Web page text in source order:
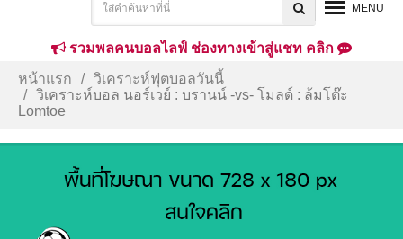
MENU
รวมพลคนบอลไลฟ์ ช่องทางเข้าสู่แชท คลิก
หน้าแรก
วิเคราะห์ฟุตบอลวันนี้
วิเคราะห์บอล นอร์เวย์ : บรานน์ -vs- โมลด์ : ล้มโต๊ะ
Lomtoe